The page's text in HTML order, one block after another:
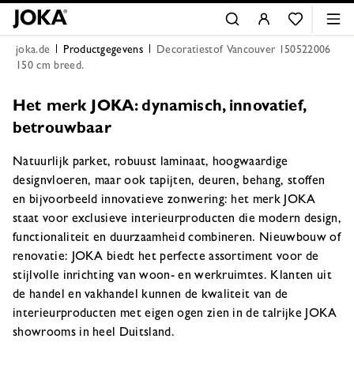
joka.de Productgegevens
Decoratiestof Vancouver 150522006
150 cm breed.
Het merk JOKA: dynamisch, innovatief,
betrouwbaar
Natuurlijk parket, robuust laminaat, hoogwaardige
designvloeren, maar ook tapijten, deuren, behang, stoffen
en bijvoorbeeld innovatieve zonwering: het merk JOKA
staat voor exclusieve interieurproducten die modern design,
functionaliteit en duurzaamheid combineren. Nieuwbouw of
renovatie: JOKA biedt het perfecte assortiment voor de
stijlvolle inrichting van woon- en werkruimtes. Klanten uit
de handel en vakhandel kunnen de kwaliteit van de
interieurproducten met eigen ogen zien in de talrijke JOKA
showrooms in heel Duitsland.